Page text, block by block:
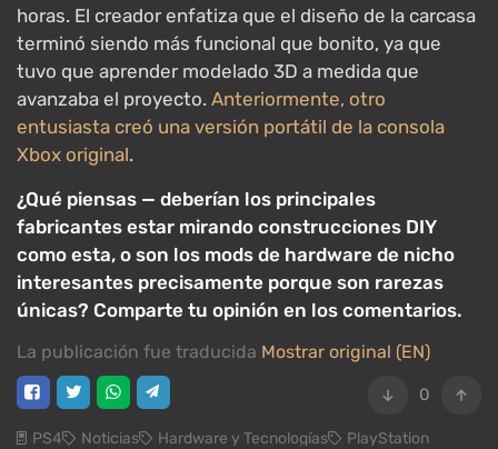
horas. El creador enfatiza que el diseño de la carcasa
terminó siendo más funcional que bonito, ya que
tuvo que aprender modelado 3D a medida que
avanzaba el proyecto. Anteriormente, otro
entusiasta creó una versión portátil de la consola
Xbox original.
¿Qué piensas — deberían los principales
fabricantes estar mirando construcciones DIY
como esta, o son los mods de hardware de nicho
interesantes precisamente porque son rarezas
únicas? Comparte tu opinión en los comentarios.
La publicación fue traducida Mostrar original (EN)
0
PS4 Noticias Hardware y Tecnologías PlayStation